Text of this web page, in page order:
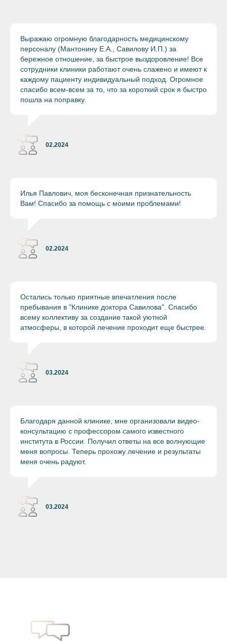
Выражаю огромную благодарность медицинскому
персоналу (Мантонину Е.А., Савилову И.П.) за
бережное отношение, за быстрое выздоровление! Все
сотрудники клиники работают очень слажено и имеют к
каждому пациенту индивидуальный подход. Огромное
спасибо всем-всем за то, что за короткий срок я быстро
пошла на поправку.
02.2024
Илья Павлович, моя бесконечная признательность
Вам! Спасибо за помощь с моими проблемами!
02.2024
Остались только приятные впечатления после
пребывания в "Клинике доктора Савилова". Спасибо
всему коллективу за создание такой уютной
атмосферы, в которой лечение проходит еще быстрее.
03.2024
Благодаря данной клинике, мне организовали видео-
консультацию с профессором самого известного
института в России. Получил ответы на все волнующие
меня вопросы. Теперь прохожу лечение и результаты
меня очень радуют.
03.2024